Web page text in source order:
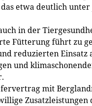
das etwa deutlich
in der
Fütterung führt zu
reduzierten
und
mit